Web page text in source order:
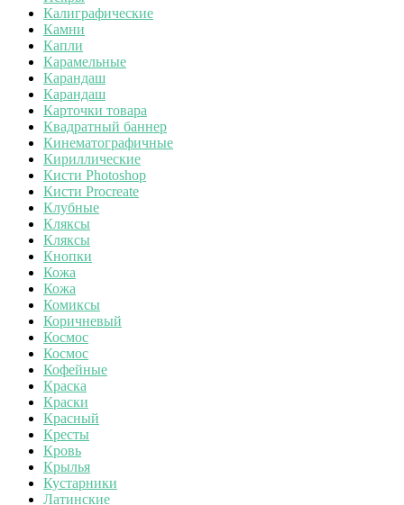
Калиграфические
Камни
Капли
Карамельные
Карандаш
Карандаш
Карточки товара
Квадратный баннер
Кинематографичные
Кириллические
Кисти Photoshop
Кисти Procreate
Клубные
Кляксы
Кляксы
Кнопки
Кожа
Кожа
Комиксы
Коричневый
Космос
Космос
Кофейные
Краска
Краски
Красный
Кресты
Кровь
Крылья
Кустарники
Латинские